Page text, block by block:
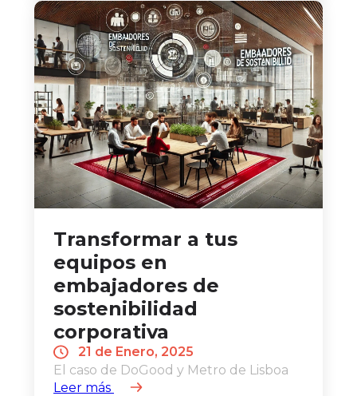
Transformar a tus
equipos en
embajadores de
sostenibilidad
corporativa
21 de Enero, 2025
El caso de DoGood y Metro de Lisboa
Leer más